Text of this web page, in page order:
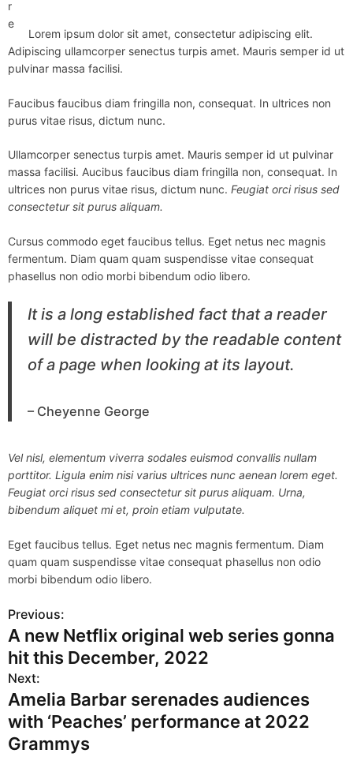
r
e
Lorem ipsum dolor sit amet, consectetur adipiscing elit.
Adipiscing ullamcorper senectus turpis amet. Mauris semper id ut
pulvinar massa facilisi.
Faucibus faucibus diam fringilla non, consequat. In ultrices non
purus vitae risus, dictum nunc.
Ullamcorper senectus turpis amet. Mauris semper id ut pulvinar
massa facilisi. Aucibus faucibus diam fringilla non, consequat. In
ultrices non purus vitae risus, dictum nunc. Feugiat orci risus sed
consectetur sit purus aliquam.
Cursus commodo eget faucibus tellus. Eget netus nec magnis
fermentum. Diam quam quam suspendisse vitae consequat
phasellus non odio morbi bibendum odio libero.
It is a long established fact that a reader
will be distracted by the readable content
of a page when looking at its layout.
– Cheyenne George
Vel nisl, elementum viverra sodales euismod convallis nullam
porttitor. Ligula enim nisi varius ultrices nunc aenean lorem eget.
Feugiat orci risus sed consectetur sit purus aliquam. Urna,
bibendum aliquet mi et, proin etiam vulputate.
Eget faucibus tellus. Eget netus nec magnis fermentum. Diam
quam quam suspendisse vitae consequat phasellus non odio
morbi bibendum odio libero.
P
o
s
t
n
Previous:
A new Netflix original web series gonna
hit this December, 2022
Next:
Amelia Barbar serenades audiences
with ‘Peaches’ performance at 2022
Grammys